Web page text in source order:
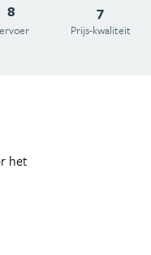
8 7
Prijs-kwaliteit
het